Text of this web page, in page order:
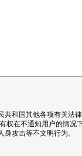
和国其他各项有关法
权在不通知用户的情况
攻击等不文明行为。